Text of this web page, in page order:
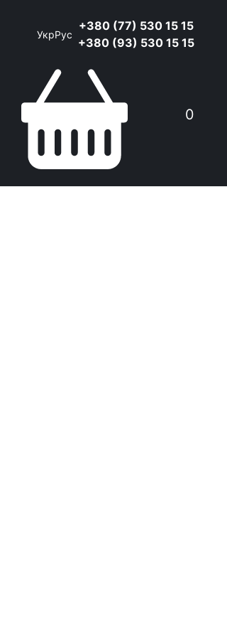
УкрРус
+380 (77) 530 15 15
+380 (93) 530 15 15
0